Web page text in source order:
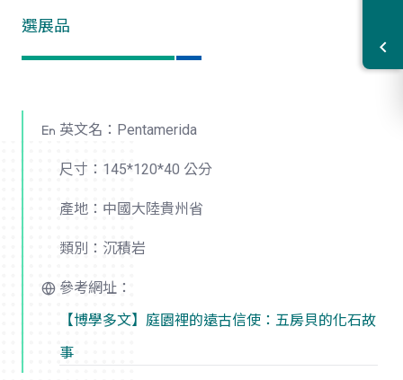
選展品
英文名：Pentamerida
尺寸：145*120*40 公分
產地：中國大陸貴州省
類別：沉積岩
參考網址：
【博學多文】庭園裡的遠古信使：五房貝的化石故
事